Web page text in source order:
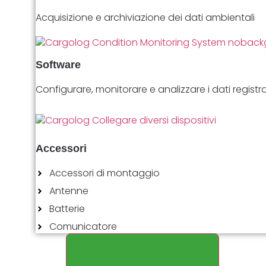
Acquisizione e archiviazione dei dati ambientali
Software
Configurare, monitorare e analizzare i dati
Accessori
Accessori di montaggio
Antenne
Batterie
Comunicatore